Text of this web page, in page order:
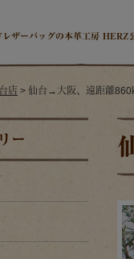
ザーバッグの本革工房 HERZ
店 > 仙台→大阪、遠距離860
ー